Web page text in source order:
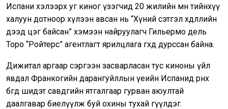
Испани хэлээрх уг киног үзэгчид 20 жилийн өмнө тийнхүү
халуун дотноор хүлээн авсан нь “Хүний сэтгэл хөдлөлийн
дээд цэг байсан” хэмээн найруулагч Гильермо дель
Торо “Ройтерс” агентлагт ярилцлага өгөхдөө дурссан байна.
Дижитал аргаар сэргээн засварласан тус киноны үйл
явдал Франкогийн дарангуйллын үеийн Испанид өрнөх
бөгөөд шидэт савдгийн ятгалгаар гурван аюултай
даалгавар биелүүлж буй охины тухай өгүүлдэг.